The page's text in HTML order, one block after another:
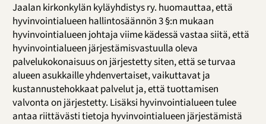
Jaalan kirkonkylän kyläyhdistys ry. huomauttaa, että
hyvinvointialueen hallintosäännön 3 §:n mukaan
hyvinvointialueen johtaja viime kädessä vastaa siitä, että
hyvinvointialueen järjestämisvastuulla oleva
palvelukokonaisuus on järjestetty siten, että se turvaa
alueen asukkaille yhdenvertaiset, vaikuttavat ja
kustannustehokkaat palvelut ja, että tuottamisen
valvonta on järjestetty. Lisäksi hyvinvointialueen tulee
antaa riittävästi tietoja hyvinvointialueen järjestämistä